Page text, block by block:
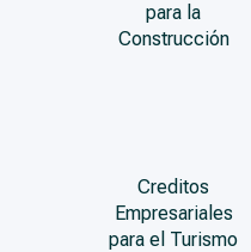
para la
Construcción
Creditos
Empresariales
para el Turismo